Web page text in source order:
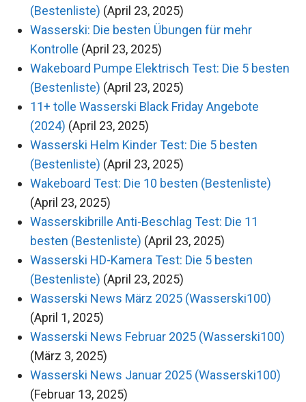
(Bestenliste) (April 23, 2025)
Wasserski: Die besten Übungen für mehr
Kontrolle (April 23, 2025)
Wakeboard Pumpe Elektrisch Test: Die 5 besten
(Bestenliste) (April 23, 2025)
11+ tolle Wasserski Black Friday Angebote
(2024) (April 23, 2025)
Wasserski Helm Kinder Test: Die 5 besten
(Bestenliste) (April 23, 2025)
Wakeboard Test: Die 10 besten (Bestenliste)
(April 23, 2025)
Wasserskibrille Anti-Beschlag Test: Die 11
besten (Bestenliste) (April 23, 2025)
Wasserski HD-Kamera Test: Die 5 besten
(Bestenliste) (April 23, 2025)
Wasserski News März 2025 (Wasserski100)
(April 1, 2025)
Wasserski News Februar 2025 (Wasserski100)
(März 3, 2025)
Wasserski News Januar 2025 (Wasserski100)
(Februar 13, 2025)